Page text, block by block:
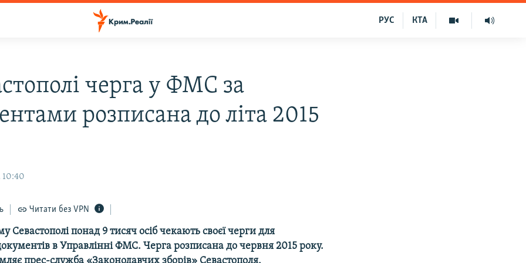
КТА
РУС
черга у ФМС за
розписана до літа 2015
10:40
Читати без VPN
Севастополі понад 9 тисяч осіб чекають своєї черги для
в Управлінні ФМС. Черга розписана до червня 2015 року.